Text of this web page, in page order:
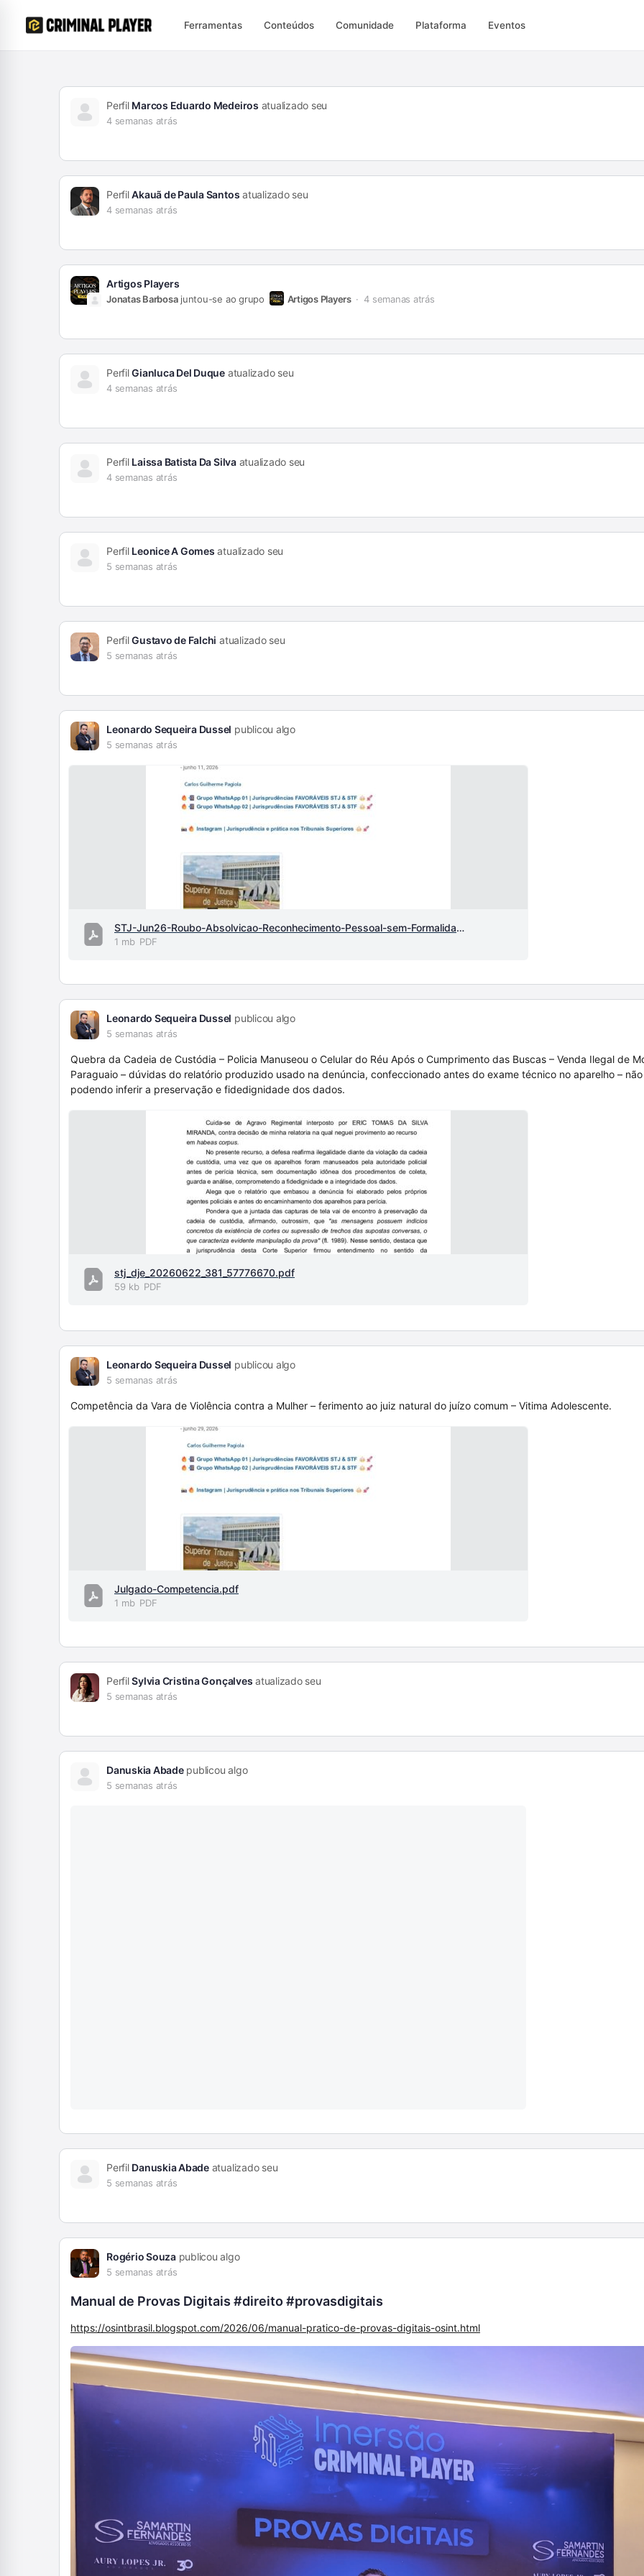
Ferramentas Conteúdos Comunidade Plataforma Eventos
Perfil Marcos Eduardo Medeiros atualizado seu
4 semanas atrás
PerfilAkauã de Paula Santos atualizado seu
4 semanas atrás
Artigos Players
Jonatas Barbosajuntou-se ao grupo Artigos Players 4 semanas atrás
PerfilGianluca Del Duque atualizado seu
4 semanas atrás
Perfil Laissa Batista Da Silvaatualizado seu
4 semanas atrás
Perfil Leonice A Gomes atualizado seu
5 semanas atrás
PerfilGustavo de Falchi atualizado seu
5 semanas atrás
Leonardo Sequeira Dussel publicou algo
5 semanas atrás
STJ-Jun26-Roubo-Absolvicao-Reconhecimento-Pessoal-sem-Formalidades-Legais-Confirmado-em-Juizo-13-anos-apos-Ilicitude-da-prova-art.-226-CPP.pdf
1 mb PDF
Leonardo Sequeira Dussel publicou algo
5 semanas atrás
Quebra da Cadeia de Custódia – Policia Manuseou o Celular do Réu Após o Cumprimento das Buscas – Venda Ilegal de
Paraguaio – dúvidas do relatório produzido usado na denúncia, confeccionado antes do exame técnico no aparelho – não
podendo inferir a preservação e fidedignidade dos dados.
stj_dje_20260622_381_57776670.pdf
59 kb PDF
Leonardo Sequeira Dussel publicou algo
5 semanas atrás
Competência da Vara de Violência contra a Mulher – ferimento ao juiz natural do juízo comum – Vitima Adolescente.
Julgado-Competencia.pdf
1 mb PDF
PerfilSylvia Cristina Gonçalves atualizado seu
5 semanas atrás
Danuskia Abadepublicou algo
5 semanas atrás
Perfil Danuskia Abadeatualizado seu
5 semanas atrás
Rogério Souzapublicou algo
5 semanas atrás
Manual de Provas Digitais #direito #provasdigitais
https://osintbrasil.blogspot.com/2026/06/manual-pratico-de-provas-digitais-osint.html